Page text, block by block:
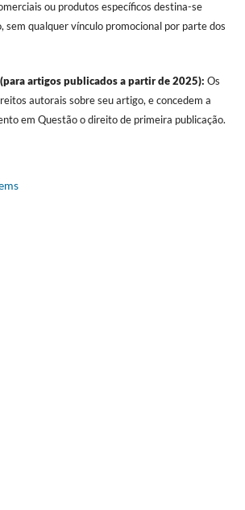
ou produtos específicos destina-se
sem qualquer vínculo promocional por parte dos
artigos publicados a partir de 2025): Os
autorais sobre seu artigo, e concedem a
em Questão o direito de primeira publicação.